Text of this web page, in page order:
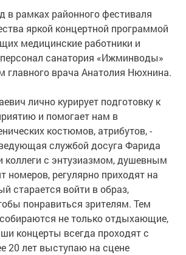
в рамках районного фестиваля
яркой концертной программой
медицинские работники и
санатория «Ижминводы»
главного врача Анатолия Нюхнина.
лично курирует подготовку к
и помогает нам в
костюмов, атрибутов, -
службой досуга Фарида
коллеги с энтузиазмом, душевным
номеров, регулярно приходят на
старается войти в образ,
понравиться зрителям. Тем
собираются не только отдыхающие,
концерты всегда проходят с
20 лет выступаю на сцене